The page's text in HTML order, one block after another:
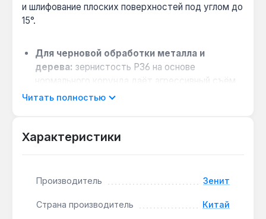
и шлифование плоских поверхностей под углом до
15°.
Для черновой обработки металла и
дерева: зернистость Р36 на основе
нормального корунда даёт агрессивный съём
материала при зачистке сварных швов или
диаметр 125 мм и посадочное отверстие 22 мм
Работа под углом до 15°: прямой профиль
поверхности без риска повреждения диска при
Читать полностью
Характеристики
Производитель Зенит
Страна производитель Китай